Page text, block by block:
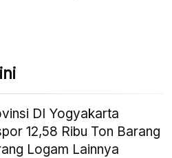
DI Yogyakarta
12,58 Ribu Ton Barang
Logam Lainnya